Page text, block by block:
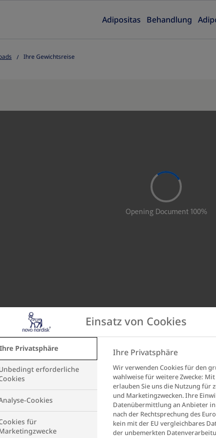
Adipositas
Behandlung
Ihre Gewichtsreise
Einsatz von Cookies
Ihre Privatsphäre
erforderliche
Cookies
für
Ihre Privatsphäre
Wir verwenden Cookies für den
wahlweise für weitere Zwecke:
erlauben Sie uns die Nutzung für
und Marketingzwecken. Ihre
Datenübermittlung an Anbieter in
nach der Rechtsprechung des
kein mit der EU vergleichbares
der unbemerkten